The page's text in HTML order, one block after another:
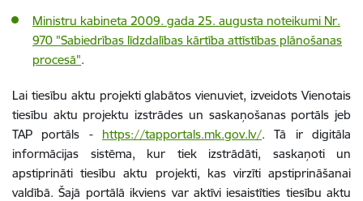
Ministru kabineta 2009. gada 25. augusta noteikumi Nr.
970 "Sabiedrības līdzdalības kārtība attīstības plānošanas
procesā".
Lai tiesību aktu projekti glabātos vienuviet, izveidots Vienotais
tiesību aktu projektu izstrādes un saskaņošanas portāls jeb
TAP portāls -
https://tapportals.mk.gov.lv/.Tā ir digitāla
informācijas sistēma, kur tiek izstrādāti, saskaņoti un
apstiprināti tiesību aktu projekti, kas virzīti apstiprināšanai
valdībā. Šajā portālā ikviens var aktīvi iesaistīties tiesību aktu